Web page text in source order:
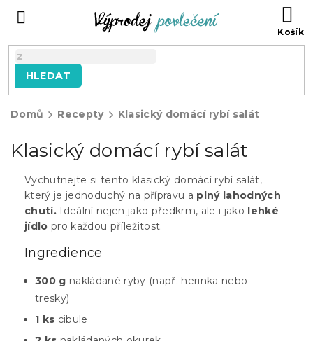
HLEDAT
Domů Recepty Klasický domácí rybí salát
Klasický domácí rybí salát
Vychutnejte si tento klasický domácí rybí salát,
který je jednoduchý na přípravu a plný lahodných
chutí. Ideální nejen jako předkrm, ale i jako lehké
jídlo pro každou příležitost.
Ingredience
300 g nakládané ryby (např. herinka nebo
tresky)
1 ks cibule